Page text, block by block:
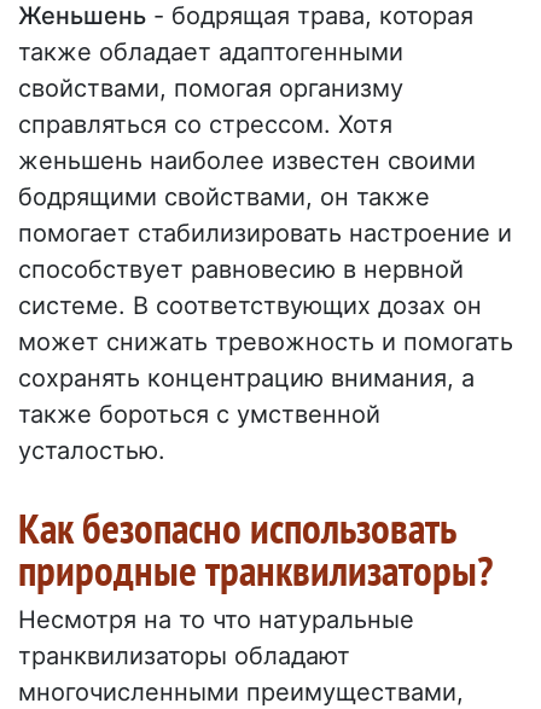
Женьшень - бодрящая трава, которая
также обладает адаптогенными
свойствами, помогая организму
справляться со стрессом. Хотя
женьшень наиболее известен своими
бодрящими свойствами, он также
помогает стабилизировать настроение и
способствует равновесию в нервной
системе. В соответствующих дозах он
может снижать тревожность и помогать
сохранять концентрацию внимания, а
также бороться с умственной
усталостью.
Как безопасно использовать
природные транквилизаторы?
Несмотря на то что натуральные
транквилизаторы обладают
многочисленными преимуществами,